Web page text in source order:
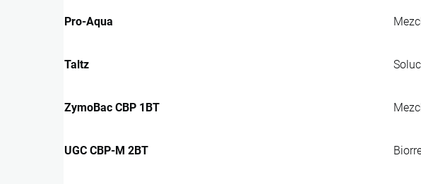
Pro-Aqua
Taltz
ZymoBac CBP 1BT
UGC CBP-M 2BT